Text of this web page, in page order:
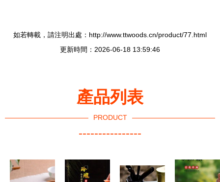
如若轉載，請注明出處：http://www.ttwoods.cn/product/77.html
更新時間：2026-06-18 13:59:46
產品列表
PRODUCT
----------------